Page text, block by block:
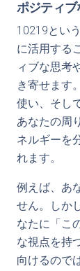
ポジティブ
10219とい
に活用する
ィブな思考
き寄せます
使い、そし
あなたの周
ネルギーを
れます。
例えば、あ
せん。しか
なたに「こ
な視点を持
向けるので